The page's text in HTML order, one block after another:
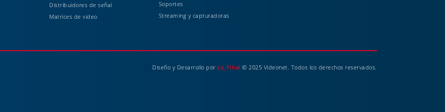
Distribuidores de señal
Matrices de video
Soportes
Streaming y capturadoras
Diseño y Desarrollo por La_Filial © 2025 Videonet. Todos los derechos reservados.